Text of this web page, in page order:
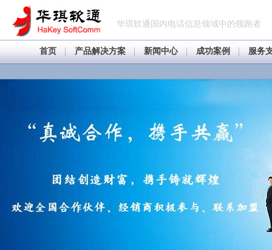
华琪软通国内电话信息领域中的领跑者
首页 产品解决方案 新闻中心 成功案例 服务